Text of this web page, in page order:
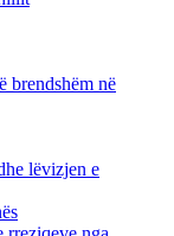
brendshëm në
lëvizjen e